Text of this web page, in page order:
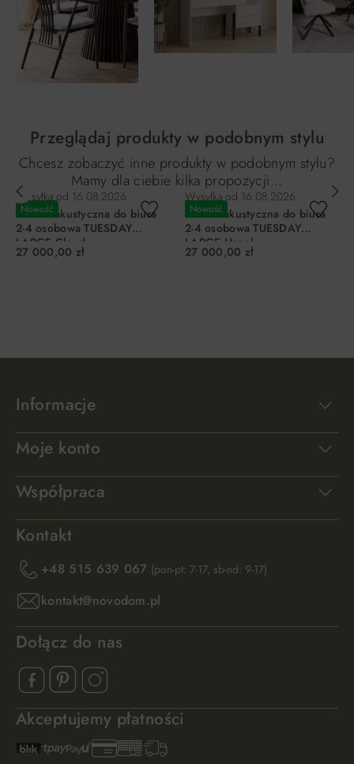
Przeglądaj produkty w podobnym stylu
Chcesz zobaczyć inne produkty w podobnym stylu?
Mamy dla ciebie kilka propozycji…
Nowość
Wysyłka od 16.08.2026
Kabina akustyczna do biura
2-4 osobowa TUESDAY
LARGE Cloud
27 000,00 zł
Nowość
Wysyłka od 16.08.2026
Kabina akustyczna do biura
2-4 osobowa TUESDAY
LARGE Hazel
27 000,00 zł
Informacje
Moje konto
Współpraca
Kontakt
+48 515 639 067 (pon-pt: 7-17, sb-nd: 9-17)
kontakt@novodom.pl
Dołącz do nas
Akceptujemy płatności